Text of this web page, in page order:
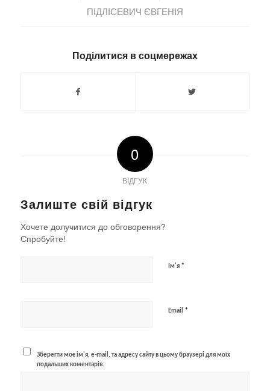
ПІДЛІСЕВИЧ ЄВГЕНІЯ
Поділитися в соцмережах
0
ВІДГУК
Залиште свій відгук
Хочете долучитися до обговорення?
Спробуйте!
Ім'я *
Email *
Зберегти моє ім'я, e-mail, та адресу сайту в цьому браузері для моїх
подальших коментарів.